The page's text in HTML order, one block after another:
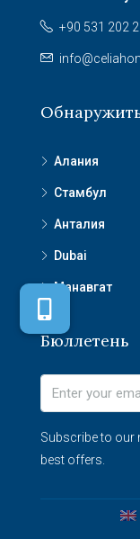
+90 531 202
Алания
Стамбул
Анталия
Dubai
Манавгат
Бюллетень
Subscribe to our
best offers.